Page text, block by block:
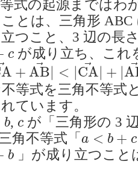
式の起源まではわ
とは、三角形
つこと、3 辺の長
cが成り立ち、これ
A + →
AB < →
CA + →
A
A→+ AB→|< |CA→|+|
等式を三角不等式
ています。
b
b, c
c が「三角形の 3
角不等式「 a < b + c
a< b+c
b」が成り立つこと